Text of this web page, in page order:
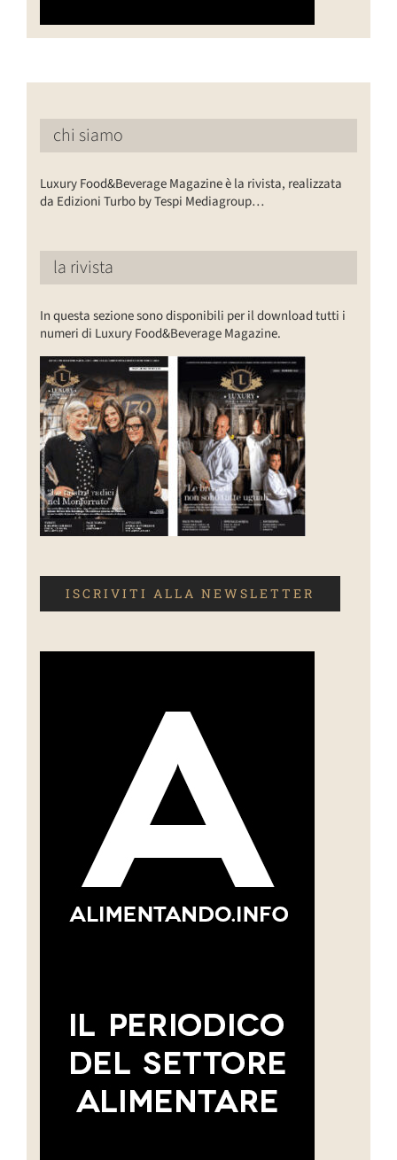
chi siamo
Luxury Food&Beverage Magazine è la rivista, realizzata
da Edizioni Turbo by Tespi Mediagroup…
la rivista
In questa sezione sono disponibili per il download tutti i
numeri di Luxury Food&Beverage Magazine.
ISCRIVITI ALLA NEWSLETTER